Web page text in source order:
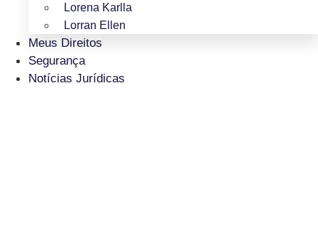
Lorena Karlla
Lorran Ellen
Meus Direitos
Segurança
Notícias Jurídicas